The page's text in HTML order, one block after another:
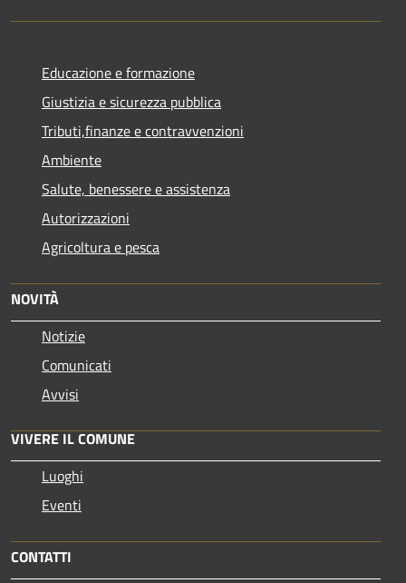
Educazione e formazione
Giustizia e sicurezza pubblica
Tributi,finanze e contravvenzioni
Ambiente
Salute, benessere e assistenza
Autorizzazioni
Agricoltura e pesca
NOVITÀ
Notizie
Comunicati
Avvisi
VIVERE IL COMUNE
Luoghi
Eventi
CONTATTI